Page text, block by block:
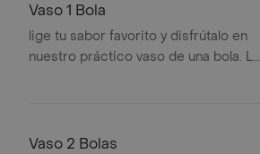
Vaso 1 Bola
lige tu sabor favorito y disfrútalo en
nuestro práctico vaso de una bola. La
Vaso 2 Bolas